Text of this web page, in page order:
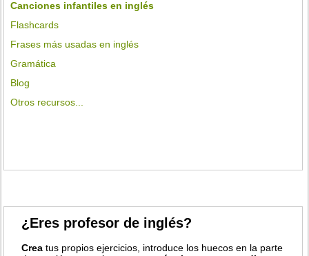
Canciones infantiles en inglés
Flashcards
Frases más usadas en inglés
Gramática
Blog
Otros recursos...
¿Eres profesor de inglés?
Crea tus propios ejercicios, introduce los huecos en la parte